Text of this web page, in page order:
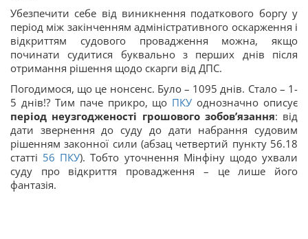
Убезпечити себе від виникнення податкового боргу у
період між закінченням адміністративного оскарження і
відкриттям судового провадження можна, якщо
починати судитися буквально з перших днів після
отримання рішення щодо скарги від ДПС.
Погодимося, що це нонсенс. Було – 1095 днів. Стало – 1-
5 днів!? Тим паче прикро, що ПКУ однозначно описує
період неузгодженості грошового зобов’язання: від
дати звернення до суду до дати набрання судовим
рішенням законної сили (абзац четвертий пункту 56.18
статті 56 ПКУ). Тобто уточнення Мінфіну щодо ухвали
суду про відкриття провадження – це лише його
фантазія.